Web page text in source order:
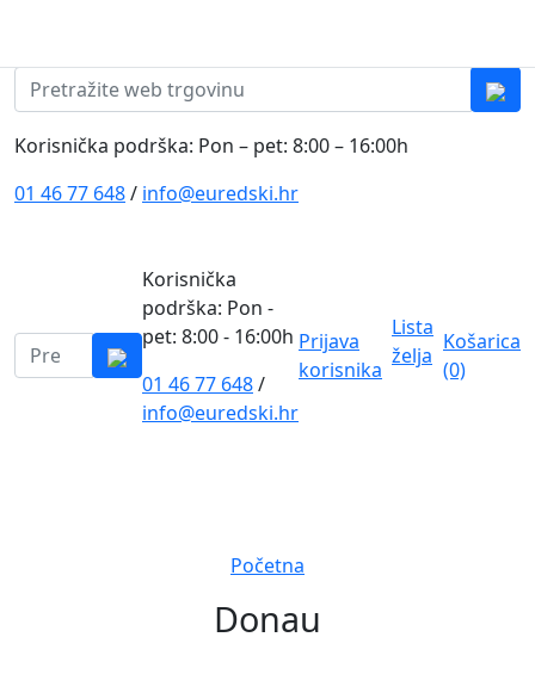
Pretraži:
Korisnička podrška: Pon – pet: 8:00 – 16:00h
01 46 77 648/ info@euredski.hr
Pretraži:
Korisnička
podrška: Pon -
pet: 8:00 - 16:00h
01 46 77 648/
info@euredski.hr
Prijava
korisnika
Lista
želja
Košarica
(0)
Početna
Donau